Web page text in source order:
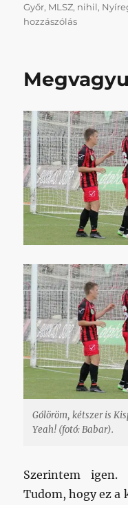
Győr, MLSZ, nihil,
hozzászólásValakit
az
utolsó
című
Gólöröm, kétszer is
Yeah! (fotó: Babar).
Szerintem igen.
Tudom, hogy ez a